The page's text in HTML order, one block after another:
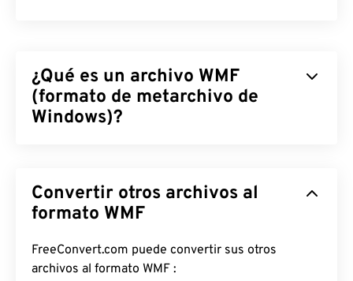
¿Qué es un archivo WMF
(formato de metarchivo de
Windows)?
almacenar imágenes vectoriales y de mapa de bits.
Microsoft diseñó WMF para compartir datos
precursor de 16 bits del metarchivo mejorado de
Windows (EMF) de 32 bits.
Convertir otros archivos al
formato WMF
FreeConvert.com puede convertir sus otros
archivos al formato WMF :